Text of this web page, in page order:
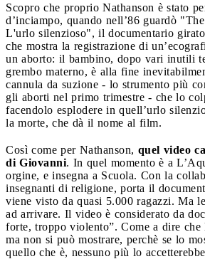
Scopro che proprio Nathanson è stato
d’inciampo, quando nell’86 guardò
L'urlo silenzioso", il documentario
che mostra la registrazione di
un aborto: il bambino, dopo vari inutili
grembo materno, è alla fine
cannula da suzione - lo strumento più
gli aborti nel primo trimestre - che lo
facendolo esplodere in quell’urlo
la morte, che dà il nome al film.
Così come per Nathanson, quel video
di Giovanni. In quel momento è a
orgine, e insegna a Scuola. Con la
insegnanti di religione, porta il
viene visto da quasi 5.000 ragazzi. Ma
ad arrivare. Il video è considerato da
forte, troppo violento”. Come a dire che
ma non si può mostrare, perchè se lo
quello che è, nessuno più lo